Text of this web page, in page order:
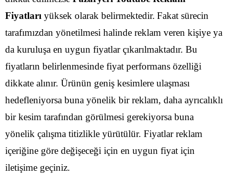
Fiyatları yüksek olarak belirmektedir. Fakat sürecin
tarafımızdan yönetilmesi halinde reklam veren kişiye ya
da kuruluşa en uygun fiyatlar çıkarılmaktadır. Bu
fiyatların belirlenmesinde fiyat performans özelliği
dikkate alınır. Ürünün geniş kesimlere ulaşması
hedefleniyorsa buna yönelik bir reklam, daha ayrıcalıklı
bir kesim tarafından görülmesi gerekiyorsa buna
yönelik çalışma titizlikle yürütülür. Fiyatlar reklam
içeriğine göre değişeceği için en uygun fiyat için
iletişime geçiniz.